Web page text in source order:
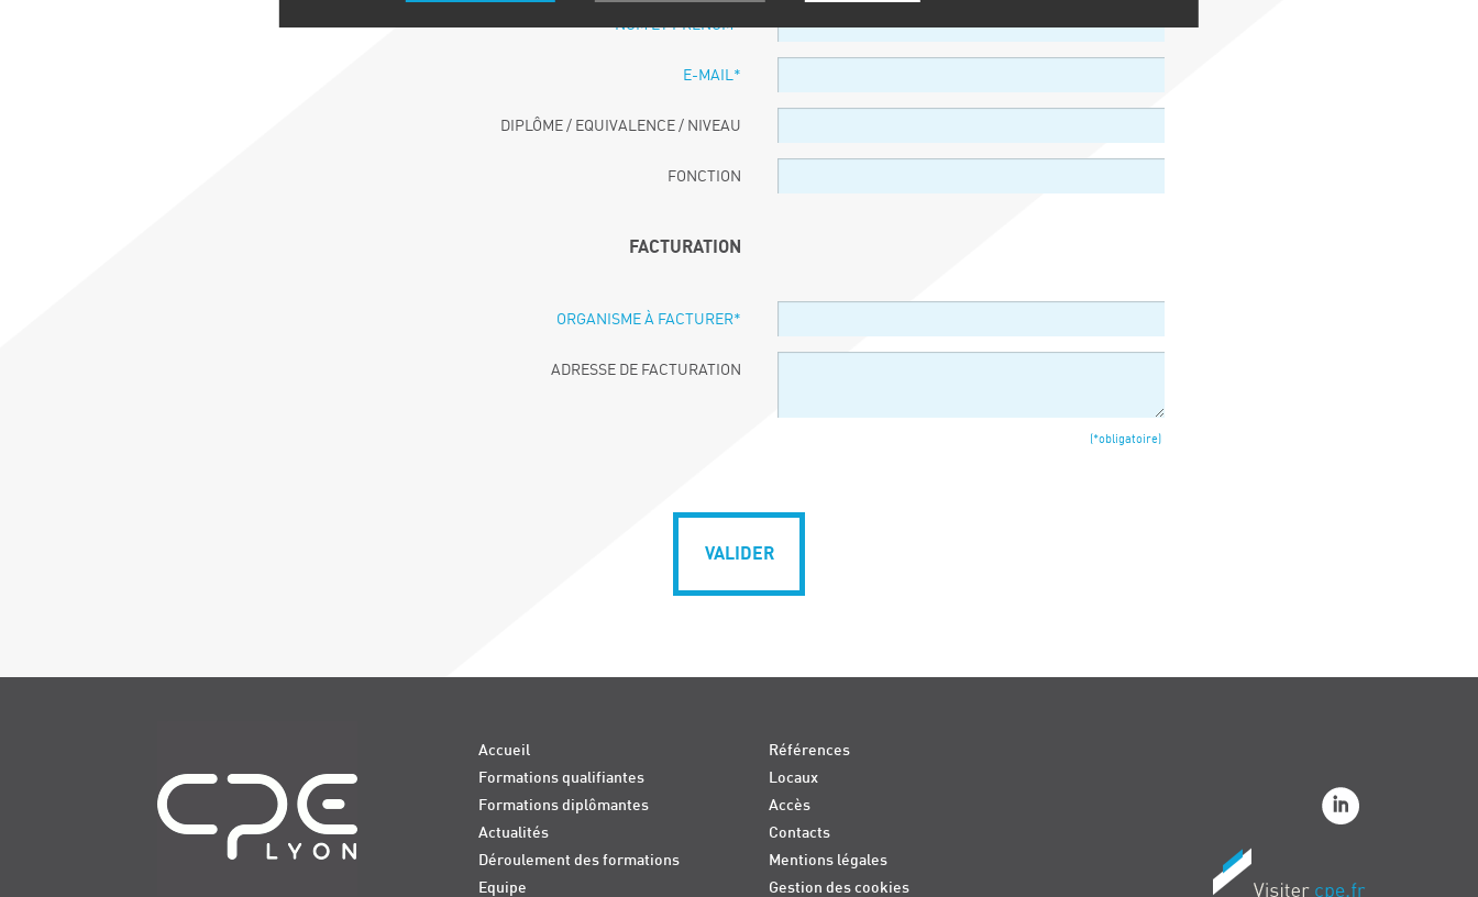
NOM ET PRÉNOM*
E-MAIL*
DIPLÔME / EQUIVALENCE / NIVEAU
FONCTION
FACTURATION
ORGANISME À FACTURER*
ADRESSE DE FACTURATION
(*obligatoire)
VALIDER
Accueil
Formations qualifiantes
Formations diplômantes
Actualités
Déroulement des formations
Equipe
Références
Locaux
Accès
Contacts
Mentions légales
Gestion des cookies